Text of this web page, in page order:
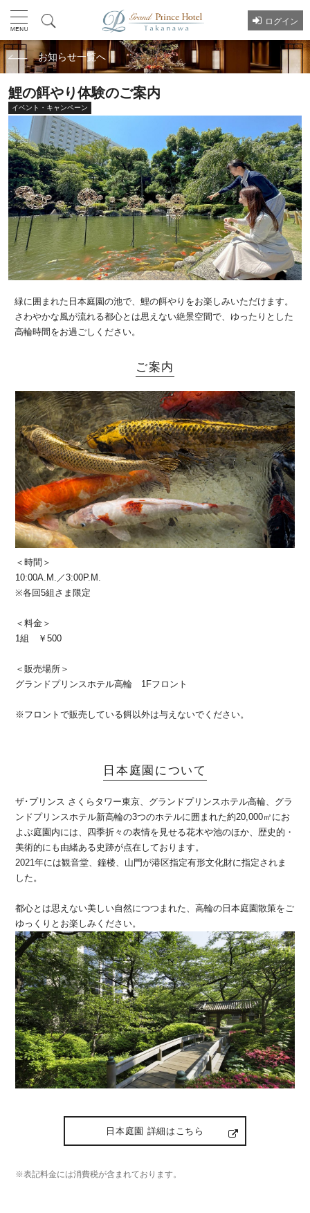
ログイン
お知らせ一覧へ
鯉の餌やり体験のご案内
イベント・キャンペーン
緑に囲まれた日本庭園の池で、鯉の餌やりをお楽しみいただけます。
さわやかな風が流れる都心とは思えない絶景空間で、ゆったりとした
高輪時間をお過ごしください。
ご案内
＜時間＞
10:00A.M.／3:00P.M.
※各回5組さま限定
＜料金＞
1組 ￥500
＜販売場所＞
グランドプリンスホテル高輪 1Fフロント
※フロントで販売している餌以外は与えないでください。
日本庭園について
ザ･プリンス さくらタワー東京、グランドプリンスホテル高輪、グラ
ンドプリンスホテル新高輪の3つのホテルに囲まれた約20,000㎡にお
よぶ庭園内には、四季折々の表情を見せる花木や池のほか、歴史的・
美術的にも由緒ある史跡が点在しております。
2021年には観音堂、鐘楼、山門が港区指定有形文化財に指定されま
した。
都心とは思えない美しい自然につつまれた、高輪の日本庭園散策をご
ゆっくりとお楽しみください。
日本庭園 詳細はこちら
※表記料金には消費税が含まれております。